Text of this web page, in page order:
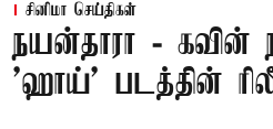
சினிமா செய்திகள்
நயன்தாரா - கவின்
'ஹாய்' படத்தின்